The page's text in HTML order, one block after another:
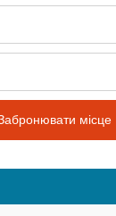
місце